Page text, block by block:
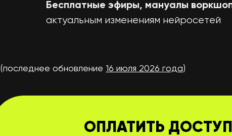
Бесплатные эфиры, мануалы
актуальным изменениям нейросетей
(последнее обновление 16 июля 2026 года)
ОПЛАТИТЬ ДОСТУП